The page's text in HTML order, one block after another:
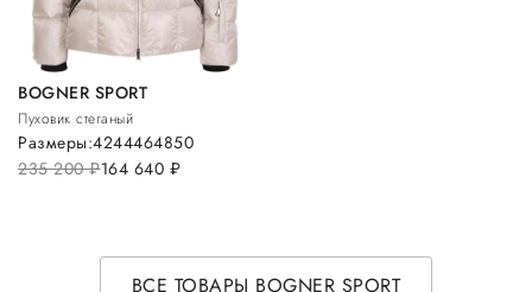
BOGNER SPORT
Пуховик стеганый
235 200руб.164 640 руб.
Размеры:4244464850
ВСЕ ТОВАРЫ BOGNER SPORT